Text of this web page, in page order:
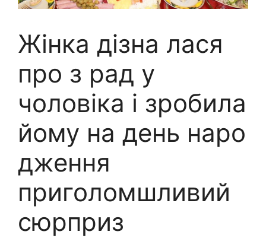
Жінка дізна лася
про з рад у
чоловіка і зробила
йому на день наро
дження
приголомшливий
сюрприз